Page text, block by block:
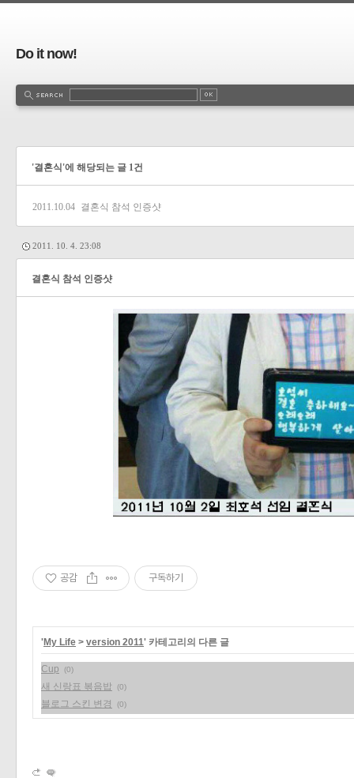
Do it now!
'결혼식'에 해당되는 글 1건
2011.10.04 결혼식 참석 인증샷
2011. 10. 4. 23:08
결혼식 참석 인증샷
공감 구독하기
'My Life > version 2011' 카테고리의 다른 글
Cup (0)
새 신랑표 볶음밥 (0)
블로그 스킨 변경 (0)